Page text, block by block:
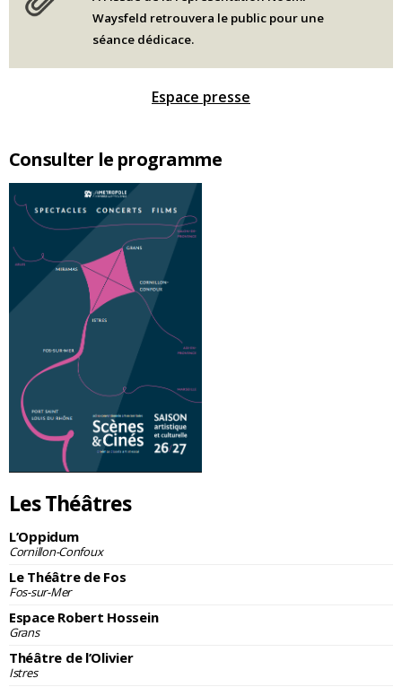
Consulter le programme
Les Théâtres
L’Oppidum
Cornillon-Confoux
Le Théâtre de Fos
Fos-sur-Mer
Espace Robert Hossein
Grans
Théâtre de l’Olivier
Istres
Waysfeld retrouvera le public pour une
séance dédicace.
Espace presse